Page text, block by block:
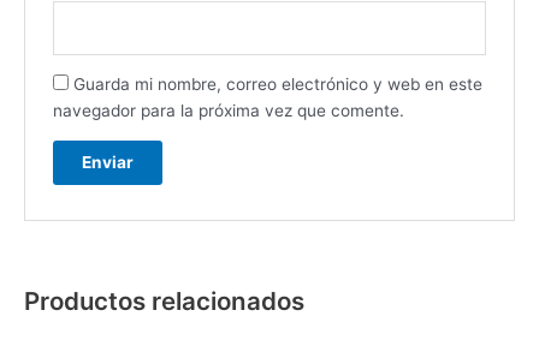
Guarda mi nombre, correo electrónico y web en este
navegador para la próxima vez que comente.
Productos relacionados